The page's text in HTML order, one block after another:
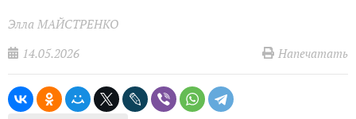
Элла МАЙСТРЕНКО
14.05.2026
Напечатать